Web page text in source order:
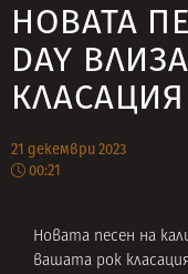
НОВАТА
DAY
КЛАСАЦИЯ
21 декември 2023
00:21
Новата песен на
вашата рок класация